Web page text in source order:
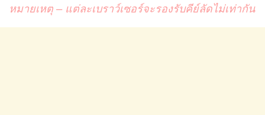
หมายเหตุ – แต่ละเบราว์เซอร์จะรองรับคีย์ลัดไม่เท่ากัน